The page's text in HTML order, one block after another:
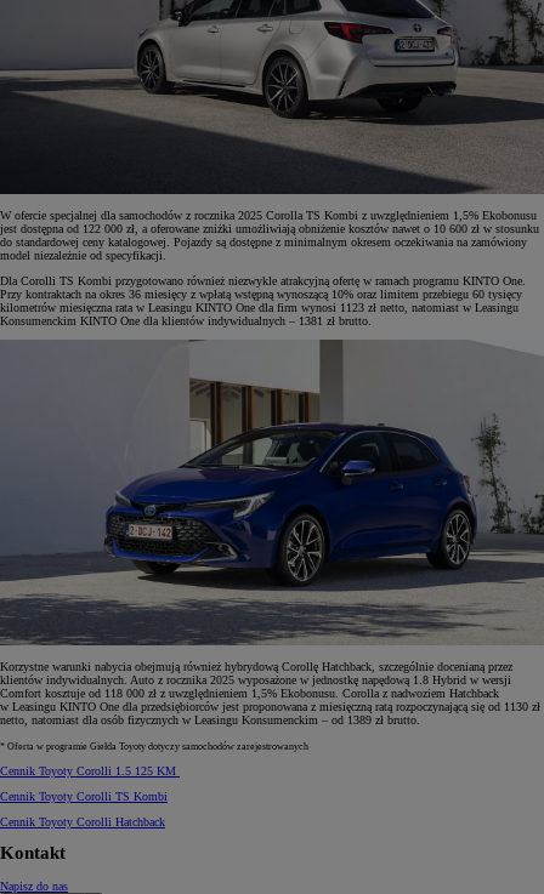
W ofercie specjalnej dla samochodów z rocznika 2025 Corolla TS Kombi z uwzględnieniem 1,5% Ekobonusu
jest dostępna od 122 000 zł, a oferowane zniżki umożliwiają obniżenie kosztów nawet o 10 600 zł w stosunku
do standardowej ceny katalogowej. Pojazdy są dostępne z minimalnym okresem oczekiwania na zamówiony
model niezależnie od specyfikacji.
Dla Corolli TS Kombi przygotowano również niezwykle atrakcyjną ofertę w ramach programu KINTO One.
Przy kontraktach na okres 36 miesięcy z wpłatą wstępną wynoszącą 10% oraz limitem przebiegu 60 tysięcy
kilometrów miesięczna rata w Leasingu KINTO One dla firm wynosi 1123 zł netto, natomiast w Leasingu
Konsumenckim KINTO One dla klientów indywidualnych – 1381 zł brutto.
Korzystne warunki nabycia obejmują również hybrydową Corollę Hatchback, szczególnie docenianą przez
klientów indywidualnych. Auto z rocznika 2025 wyposażone w jednostkę napędową 1.8 Hybrid w wersji
Comfort kosztuje od 118 000 zł z uwzględnieniem 1,5% Ekobonusu. Corolla z nadwoziem Hatchback
w Leasingu KINTO One dla przedsiębiorców jest proponowana z miesięczną ratą rozpoczynającą się od 1130 zł
netto, natomiast dla osób fizycznych w Leasingu Konsumenckim – od 1389 zł brutto.
* Oferta w programie Giełda Toyoty dotyczy samochodów zarejestrowanych
Cennik Toyoty Corolli 1.5 125 KM
Cennik Toyoty Corolli TS Kombi
Cennik Toyoty Corolli Hatchback
Kontakt
Napisz do nas